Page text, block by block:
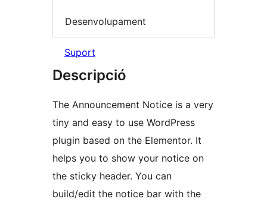
Desenvolupament
Suport
Descripció
The Announcement Notice is a very
tiny and easy to use WordPress
plugin based on the Elementor. It
helps you to show your notice on
the sticky header. You can
build/edit the notice bar with the